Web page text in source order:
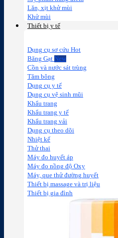
Lăn, xịt khử mùi
Khử mùi
Thiết bị y tế
Dụng cụ sơ cứu
Băng Gạt
Cồn và nước sát trùng
Tăm bông
Dụng cụ y tế
Dụng cụ vệ sinh mũi
Khẩu trang
Khẩu trang y tế
Khẩu trang vải
Dụng cụ theo dõi
Nhiệt kế
Thử thai
Máy đo huyết áp
Máy đo nồng độ Oxy
Máy, que thử đường huyết
Thiết bị massage và trị liệu
Thiết bị gia đình